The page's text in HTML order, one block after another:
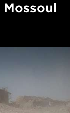
Mossoul